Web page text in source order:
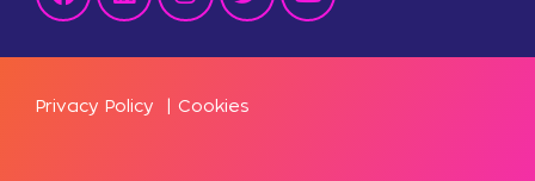
Privacy Policy | Cookies